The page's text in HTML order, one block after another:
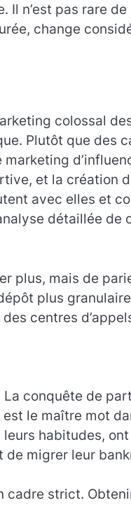
n’est pas rare
change
colossal
Plutôt que des
et la création
avec elles et
détaillée de
plus, mais de
plus
centres
conquête de
le maître mot
habitudes,
de migrer leur
strict.